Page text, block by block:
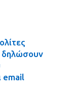
δηλώσουν
email